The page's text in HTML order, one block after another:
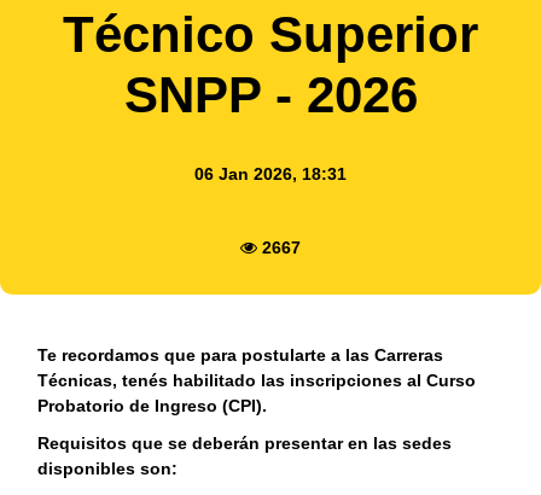
Técnico Superior
SNPP - 2026
06 Jan 2026, 18:31
2667
Te recordamos que para postularte a las Carreras
Técnicas, tenés habilitado las inscripciones al Curso
Probatorio de Ingreso (CPI).
Requisitos que se deberán presentar en las sedes
disponibles son: